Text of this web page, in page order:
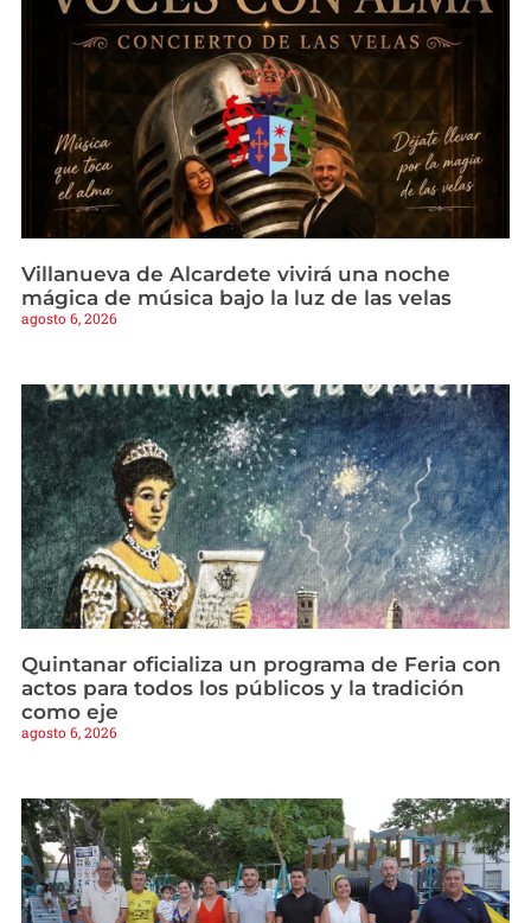
Villanueva de Alcardete vivirá una noche
mágica de música bajo la luz de las velas
agosto 6, 2026
Quintanar oficializa un programa de Feria con
actos para todos los públicos y la tradición
como eje
agosto 6, 2026